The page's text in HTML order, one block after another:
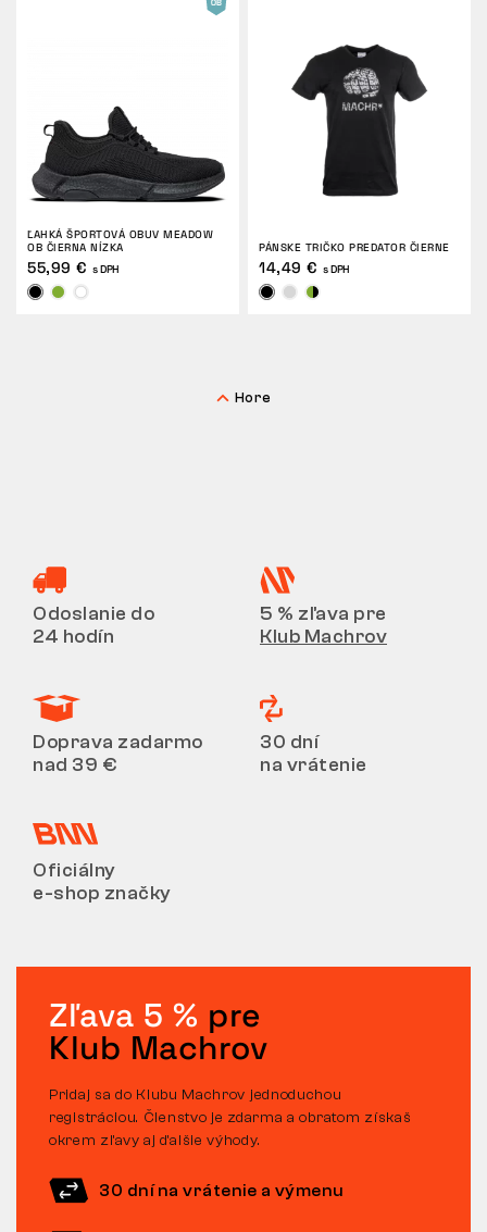
ĽAHKÁ ŠPORTOVÁ OBUV MEADOW
OB ČIERNA NÍZKA
55,99 € s DPH
PÁNSKE TRIČKO PREDATOR ČIERNE
14,49 € s DPH
Hore
Odoslanie do
24 hodín
5 % zľava pre
Klub Machrov
Doprava zadarmo
nad 39 €
30 dní
na vrátenie
Oficiálny
e-shop značky
Zľava 5 % pre
Klub Machrov
Pridaj sa do Klubu Machrov jednoduchou
registráciou. Členstvo je zdarma a obratom získaš
okrem zľavy aj ďalšie výhody.
30 dní na vrátenie a výmenu